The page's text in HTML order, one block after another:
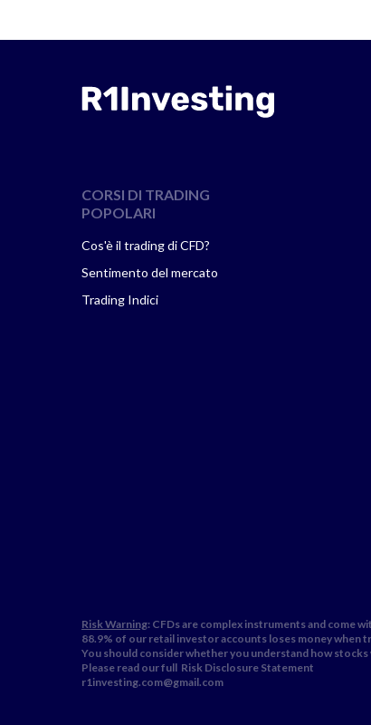
CORSI DI TRADING
POPOLARI
Cos'è il trading di CFD?
Sentimento del mercato
Trading Indici
Risk Warning: CFDs are complex instruments and come
88.9% of our retail investor accounts loses money when
You should consider whether you understand how
Please read our full Risk Disclosure Statement
r1investing.com@gmail.com